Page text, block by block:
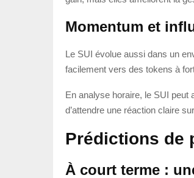
Momentum et
Le SUI évolue aussi dans un
facilement vers des tokens à
En analyse horaire, le SUI peut
d’attendre une réaction claire
Prédictions de
À court terme :